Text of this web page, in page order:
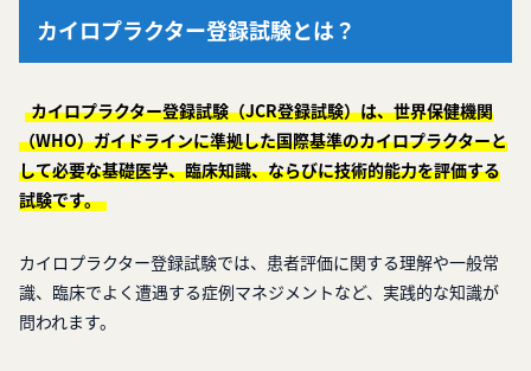
カイロプラクター登録試験とは？
カイロプラクター登録試験（JCR登録試験）は、世界保健機関
（WHO）ガイドラインに準拠した国際基準のカイロプラクターと
して必要な基礎医学、臨床知識、ならびに技術的能力を評価する
試験です。
カイロプラクター登録試験では、患者評価に関する理解や一般常
識、臨床でよく遭遇する症例マネジメントなど、実践的な知識が
問われます。